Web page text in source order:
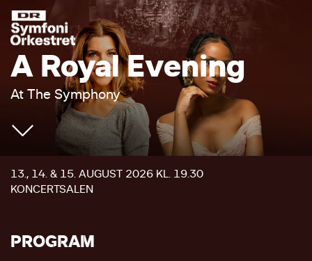
A Royal Evening
At The Symphony
13., 14. & 15. AUGUST 2026 KL. 19.30
KONCERTSALEN
PROGRAM